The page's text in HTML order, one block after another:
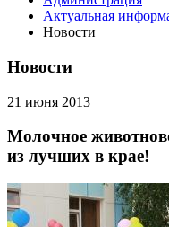
Актуальная
Новости
Новости
21 июня 2013
Молочное
из лучших в крае!